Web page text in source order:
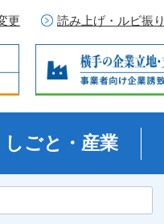
更 読み上げ・ルビ振り
しごと・産業